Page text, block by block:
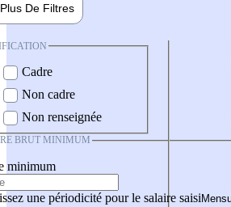
Plus De Filtres
Cadre
Non cadre
Non renseignée
BRUT MINIMUM
minimum
une périodicité pour le salaire saisi